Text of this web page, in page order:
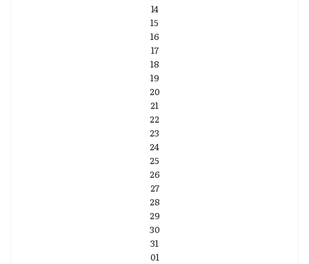
14
15
16
17
18
19
20
21
22
23
24
25
26
27
28
29
30
31
01